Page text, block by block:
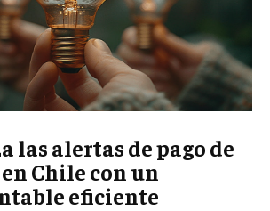
las alertas de pago de
Chile con un
eficiente